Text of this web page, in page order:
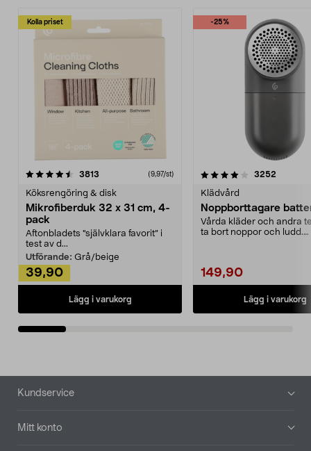
Kolla priset
3813 (9,97/st)
Köksrengöring & disk
Mikrofiberduk 32 x 31 cm, 4-
pack
Aftonbladets "självklara favorit” i
test av d...
Utförande: Grå/beige
39,90
Lägg i varukorg
-25%
4.0av 5 stjärnor 3252
Klädvård
Noppborttagare
Vårda kläder och andra
ta bort noppor och ludd.
149,90
Lägg i varukorg
4.5av 5 stjärnor
Sidfot
Kundservice
Mitt konto